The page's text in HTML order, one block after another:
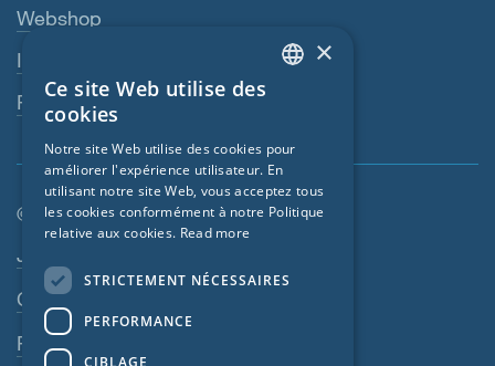
Webshop
Interlocuteur
Revendeurs
© SIGA 2026
Jobs
Contact
Règles de confidentialité
ENGLISH
FRENCH
CZECH
LATVIAN
×
Ce site Web utilise des
cookies
Notre site Web utilise des cookies pour
améliorer l'expérience utilisateur. En
utilisant notre site Web, vous acceptez tous
les cookies conformément à notre Politique
relative aux cookies. Read more
STRICTEMENT NÉCESSAIRES
PERFORMANCE
CIBLAGE